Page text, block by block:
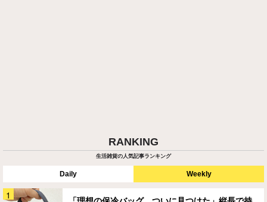
RANKING
生活雑貨の人気記事ランキング
Daily Weekly